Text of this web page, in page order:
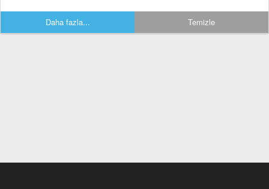
Daha fazla... Temizle